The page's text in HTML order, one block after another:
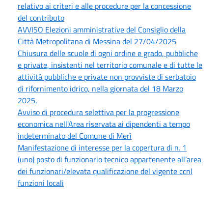
relativo ai criteri e alle procedure per la concessione
del contributo
AVVISO Elezioni amministrative del Consiglio della
Città Metropolitana di Messina del 27/04/2025
Chiusura delle scuole di ogni ordine e grado, pubbliche
e private, insistenti nel territorio comunale e di tutte le
attività pubbliche e private non provviste di serbatoio
di rifornimento idrico, nella giornata del 18 Marzo
2025.
Avviso di procedura selettiva per la progressione
economica nell'Area riservata ai dipendenti a tempo
indeterminato del Comune di Merì
Manifestazione di interesse per la copertura di n. 1
(uno) posto di funzionario tecnico appartenente all’area
dei funzionari/elevata qualificazione del vigente ccnl
funzioni locali